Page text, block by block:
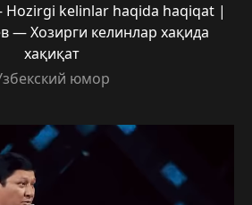
Hozirgi kelinlar haqida haqiqat |
— Хозирги келинлар хақида
хақиқат
юмор